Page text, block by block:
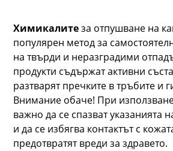
Химикалитеза отпушване на
популярен метод за
на твърди и неразградими
продукти съдържат активни
разтварят пречките в тръбите и
Внимание обаче! При
важно да се спазват указанията
и да се избягва контактът с
предотвратят вреди за здравето.